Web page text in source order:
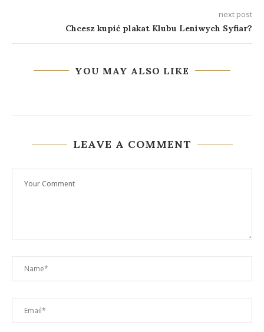
next post
Chcesz kupić plakat Klubu Leniwych Syfiar?
YOU MAY ALSO LIKE
LEAVE A COMMENT